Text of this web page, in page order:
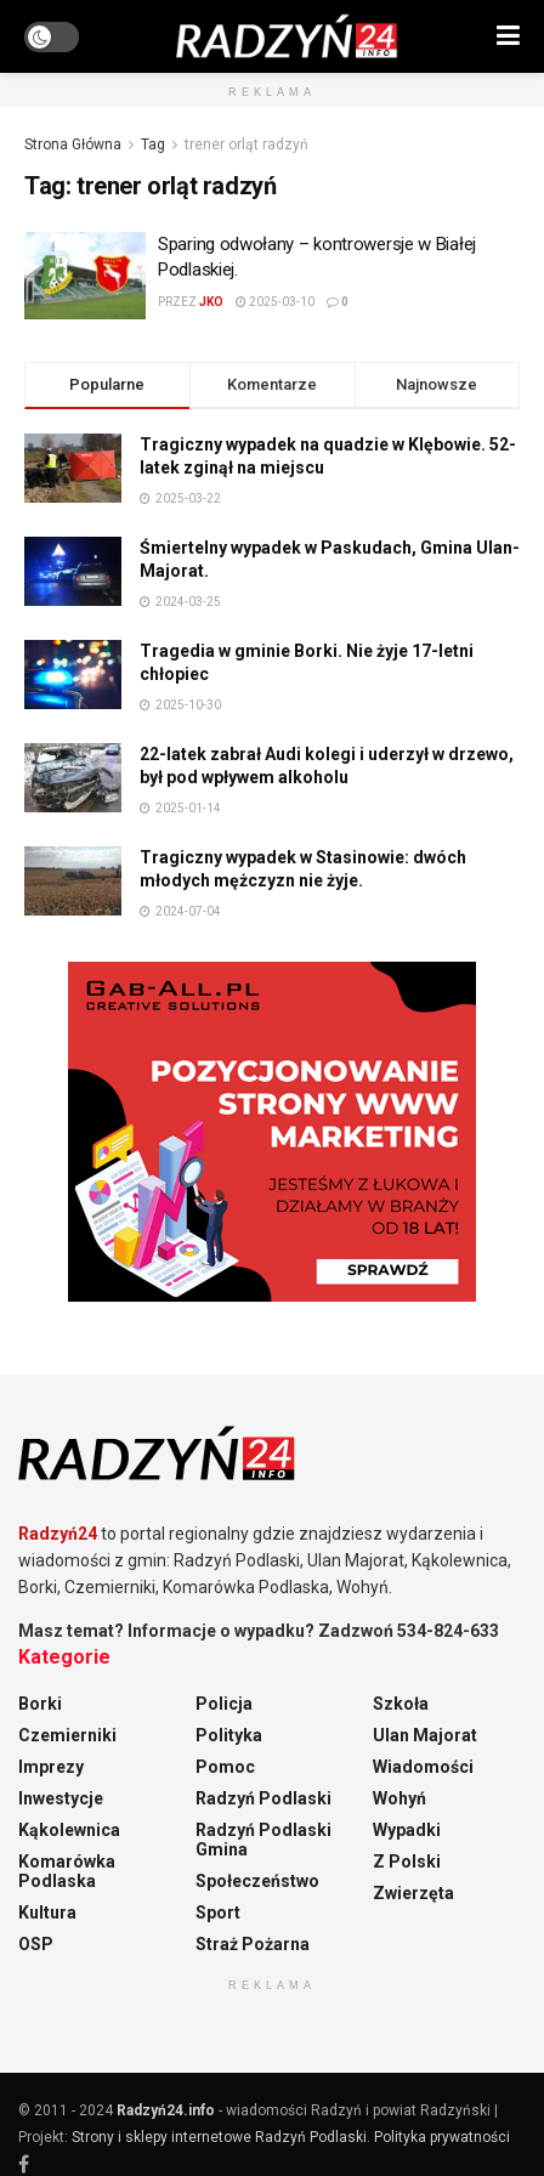
REKLAMA
Strona Główna Tag trener orląt radzyń
Tag: trener orląt radzyń
Sparing odwołany – kontrowersje w Białej
Podlaskiej.
PRZEZ JKO 2025-03-10 0
Popularne Komentarze Najnowsze
Tragiczny wypadek na quadzie w Klębowie. 52-
latek zginął na miejscu
2025-03-22
Śmiertelny wypadek w Paskudach, Gmina Ulan-
Majorat.
2024-03-25
Tragedia w gminie Borki. Nie żyje 17-letni
chłopiec
2025-10-30
22-latek zabrał Audi kolegi i uderzył w drzewo,
był pod wpływem alkoholu
2025-01-14
Tragiczny wypadek w Stasinowie: dwóch
młodych mężczyzn nie żyje.
2024-07-04
Radzyń24to portal regionalny gdzie znajdziesz wydarzenia i
wiadomości z gmin: Radzyń Podlaski, Ulan Majorat, Kąkolewnica,
Borki, Czemierniki, Komarówka Podlaska, Wohyń.
Masz temat? Informacje o wypadku? Zadzwoń 534-824-633
Kategorie
Borki
Czemierniki
Imprezy
Inwestycje
Kąkolewnica
Komarówka
Podlaska
Kultura
OSP
Policja
Polityka
Pomoc
Radzyń Podlaski
Radzyń Podlaski
Gmina
Społeczeństwo
Sport
Straż Pożarna
Szkoła
Ulan Majorat
Wiadomości
Wohyń
Wypadki
Z Polski
Zwierzęta
REKLAMA
© 2011 - 2024 Radzyń24.info - wiadomości Radzyń i powiat Radzyński |
Projekt: Strony i sklepy internetowe Radzyń Podlaski Polityka prywatności